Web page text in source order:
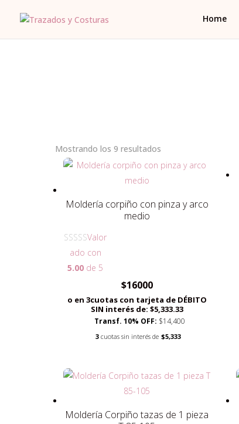
Home
Mostrando los 9 resultados
por
Moldería corpiño con pinza y arco
medio
Valor
ado con
5.00 de 5
$16000
o en 3cuotas con tarjeta de DÉBITO
SIN interés de: $5,333.33
Transf. 10% OFF: $14,400
3cuotas sin interés de $5,333
Moldería Corpiño tazas de 1 pieza